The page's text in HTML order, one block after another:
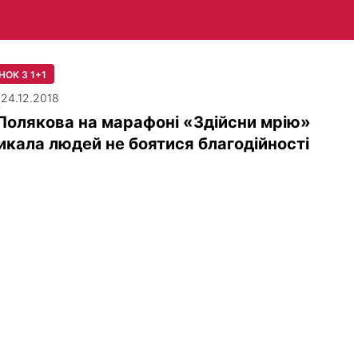
З 1+1
на марафоні «Здійсни мрію»
людей не боятися благодійності